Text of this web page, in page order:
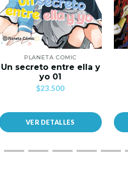
PLANETA COMIC
Un secreto entre ella y
yo 01
$23.500
VER DETALLES